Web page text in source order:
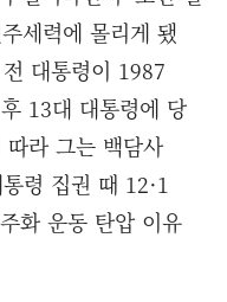
세력에 몰리게 됐
대통령이 1987
13대 대통령에 당
따라 그는 백담사
령 집권 때 12·1
화 운동 탄압 이유